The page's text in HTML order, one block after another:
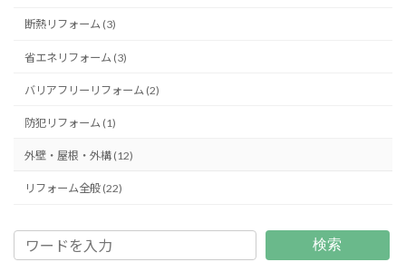
断熱リフォーム (3)
省エネリフォーム (3)
バリアフリーリフォーム (2)
防犯リフォーム (1)
外壁・屋根・外構 (12)
リフォーム全般 (22)
検索